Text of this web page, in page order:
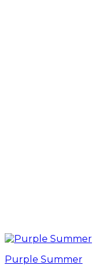
Purple Summer